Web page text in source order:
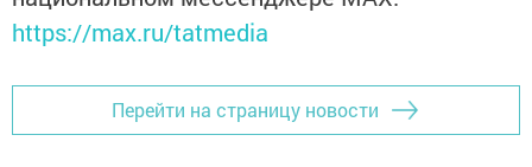
https://max.ru/tatmedia
Перейти на страницу новости